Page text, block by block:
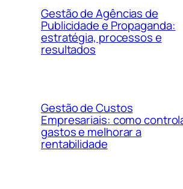
Gestão de Agências de
Publicidade e Propaganda:
estratégia, processos e
resultados
Gestão de Custos
Empresariais: como
gastos e melhorar a
rentabilidade